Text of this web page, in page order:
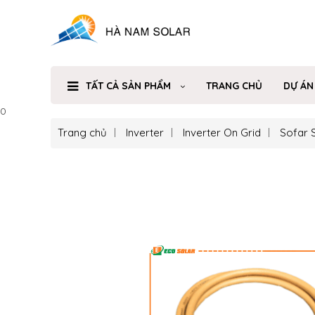
TẤT CẢ SẢN PHẨM TRANG CHỦ
DỰ ÁN
0
Trang chủ Inverter Inverter On Grid Sofar